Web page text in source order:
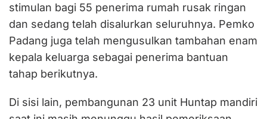
stimulan bagi 55 penerima rumah rusak ringan
dan sedang telah disalurkan seluruhnya. Pemko
Padang juga telah mengusulkan tambahan enam
kepala keluarga sebagai penerima bantuan
tahap berikutnya.
Di sisi lain, pembangunan 23 unit Huntap mandiri